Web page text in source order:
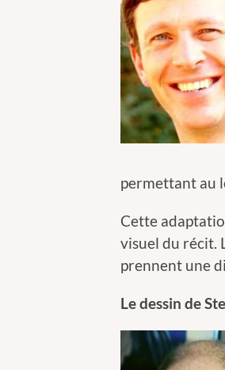
permettant au
Cette
visuel du récit.
prennent une
Le dessin de